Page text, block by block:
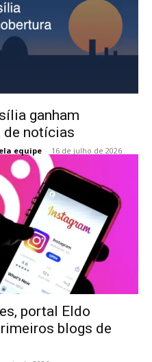
ganham
de notícias
equipe - 16 de julho de 2026
portal Eldo
blogs de